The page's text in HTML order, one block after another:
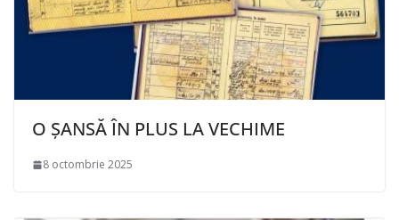
O ȘANSĂ ÎN PLUS LA VECHIME
8 octombrie 2025